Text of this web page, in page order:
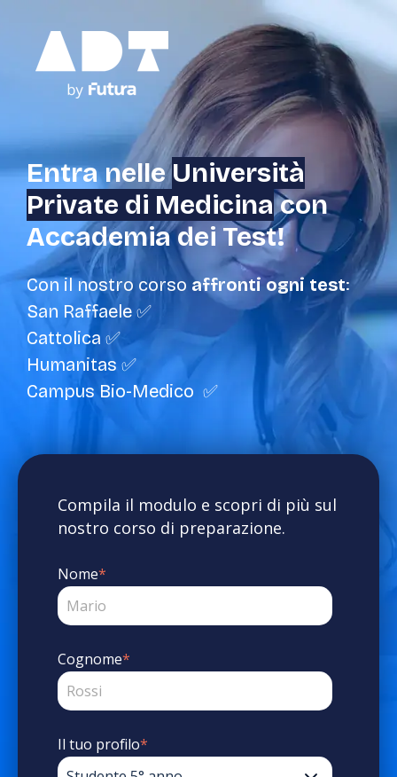
Entra nelleUniversità
Private di Medicinacon
Accademia dei Test!
Con il nostro corso affronti ogni test:
San Raffaele ✅
Cattolica ✅
Humanitas ✅
Campus Bio-Medico ✅
Compila il modulo e scopri di più sul
nostro corso di preparazione.
Nome*
Cognome*
Il tuo profilo*